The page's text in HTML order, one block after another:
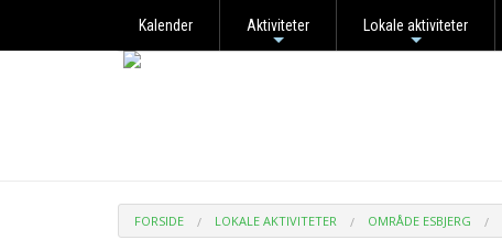
Kalender Aktiviteter Lokale aktiviteter
FORSIDE LOKALE AKTIVITETER OMRÅDE ESBJERG